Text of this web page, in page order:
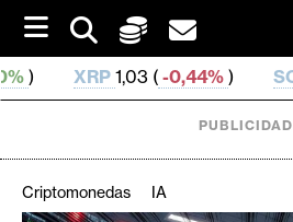
i
p
t
o
-0,44% ) SOL73,9 (1,52%
PUBLICIDAD
Criptomonedas IA